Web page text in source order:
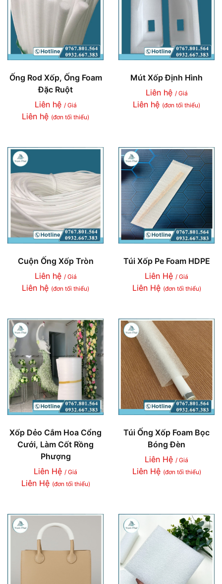
Ống Rod Xốp, Ống Foam
Đặc Ruột
Liên hệ / Giá
Liên hệ (đơn tối thiểu)
Mút Xốp Định Hình
Liên hệ / Giá
Liên hệ (đơn tối thiểu)
Cuộn Ống Xốp Tròn
Liên hệ / Giá
Liên hệ (đơn tối thiểu)
Túi Xốp Pe Foam HDPE
Liên Hệ / Giá
Liên Hệ (đơn tối thiểu)
Xốp Dẻo Cắm Hoa Cổng
Cưới, Làm Cốt Rồng
Phượng
Liên Hệ / Giá
Liên Hệ (đơn tối thiểu)
Túi Ống Xốp Foam Bọc
Bóng Đèn
Liên Hệ / Giá
Liên Hệ (đơn tối thiểu)